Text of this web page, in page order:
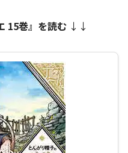
15巻』を読む ↓↓